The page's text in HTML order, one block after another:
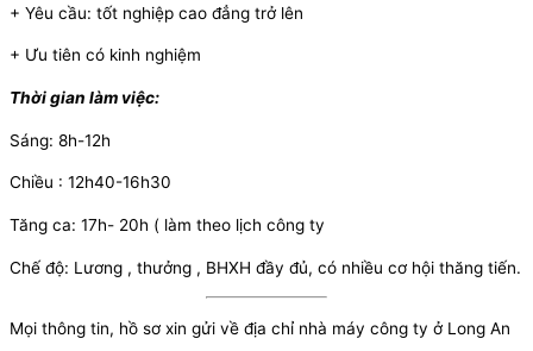
+ Yêu cầu: tốt nghiệp cao đẳng trở lên
+ Ưu tiên có kinh nghiệm
Thời gian làm việc:
Sáng: 8h-12h
Chiều : 12h40-16h30
Tăng ca: 17h- 20h ( làm theo lịch công ty
Chế độ: Lương , thưởng , BHXH đầy đủ, có nhiều cơ hội thăng tiến.
Mọi thông tin, hồ sơ xin gửi về địa chỉ nhà máy công ty ở Long An